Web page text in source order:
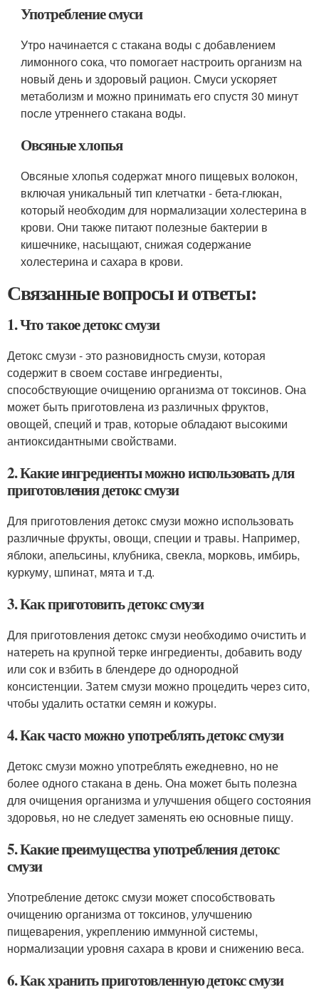
Употребление смуси
Утро начинается с стакана воды с добавлением
лимонного сока, что помогает настроить организм на
новый день и здоровый рацион. Смуси ускоряет
метаболизм и можно принимать его спустя 30 минут
после утреннего стакана воды.
Овсяные хлопья
Овсяные хлопья содержат много пищевых волокон,
включая уникальный тип клетчатки - бета-глюкан,
который необходим для нормализации холестерина в
крови. Они также питают полезные бактерии в
кишечнике, насыщают, снижая содержание
холестерина и сахара в крови.
Связанные вопросы и ответы:
1. Что такое детокс смузи
Детокс смузи - это разновидность смузи, которая
содержит в своем составе ингредиенты,
способствующие очищению организма от токсинов. Она
может быть приготовлена из различных фруктов,
овощей, специй и трав, которые обладают высокими
антиоксидантными свойствами.
2. Какие ингредиенты можно использовать для
приготовления детокс смузи
Для приготовления детокс смузи можно использовать
различные фрукты, овощи, специи и травы. Например,
яблоки, апельсины, клубника, свекла, морковь, имбирь,
куркуму, шпинат, мята и т.д.
3. Как приготовить детокс смузи
Для приготовления детокс смузи необходимо очистить и
натереть на крупной терке ингредиенты, добавить воду
или сок и взбить в блендере до однородной
консистенции. Затем смузи можно процедить через сито,
чтобы удалить остатки семян и кожуры.
4. Как часто можно употреблять детокс смузи
Детокс смузи можно употреблять ежедневно, но не
более одного стакана в день. Она может быть полезна
для очищения организма и улучшения общего состояния
здоровья, но не следует заменять ею основные пищу.
5. Какие преимущества употребления детокс
смузи
Употребление детокс смузи может способствовать
очищению организма от токсинов, улучшению
пищеварения, укреплению иммунной системы,
нормализации уровня сахара в крови и снижению веса.
6. Как хранить приготовленную детокс смузи